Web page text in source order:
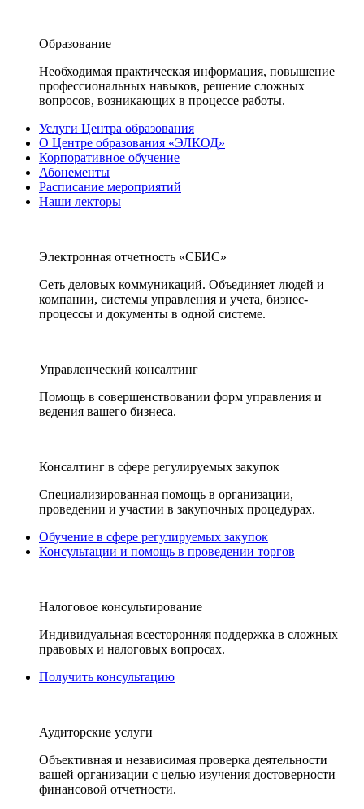
Образование
Необходимая практическая информация, повышение
профессиональных навыков, решение сложных
вопросов, возникающих в процессе работы.
Услуги Центра образования
О Центре образования «ЭЛКОД»
Корпоративное обучение
Абонементы
Расписание мероприятий
Наши лекторы
Электронная отчетность «СБИС»
Сеть деловых коммуникаций. Объединяет людей и
компании, системы управления и учета, бизнес-
процессы и документы в одной системе.
Управленческий консалтинг
Помощь в совершенствовании форм управления и
ведения вашего бизнеса.
Консалтинг в сфере регулируемых закупок
Специализированная помощь в организации,
проведении и участии в закупочных процедурах.
Обучение в сфере регулируемых закупок
Консультации и помощь в проведении торгов
Налоговое консультирование
Индивидуальная всесторонняя поддержка в сложных
правовых и налоговых вопросах.
Получить консультацию
Аудиторские услуги
Объективная и независимая проверка деятельности
вашей организации с целью изучения достоверности
финансовой отчетности.